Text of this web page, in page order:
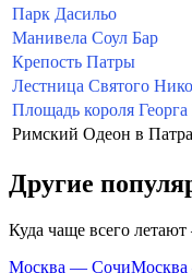
Парк Дасильо
Манивела Соул Бар
Крепость Патры
Лестница Святого
Площадь короля Георга
Римский Одеон в
Другие
Куда чаще всего
Москва — Сочи